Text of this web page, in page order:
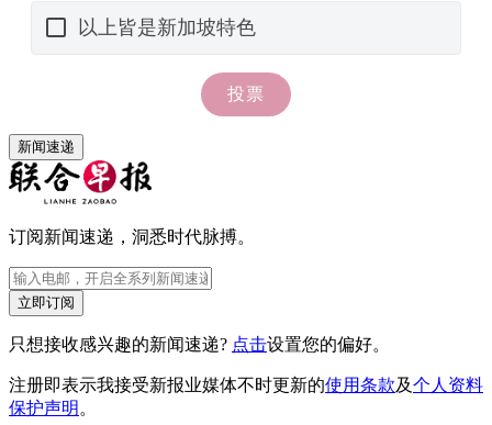
新闻速递
订阅新闻速递，洞悉时代脉搏。
立即订阅
只想接收感兴趣的新闻速递? 点击设置您的偏好。
注册即表示我接受新报业媒体不时更新的使用条款及个人资料
保护声明 。